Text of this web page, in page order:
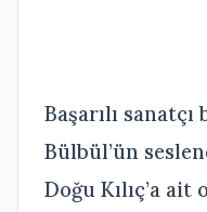
Başarılı
Bülbül’ün
Doğu Kılıç’a ait